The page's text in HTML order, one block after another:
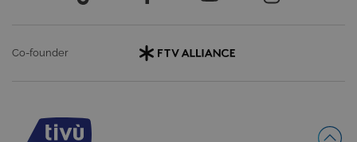
Co-founder
Script.com